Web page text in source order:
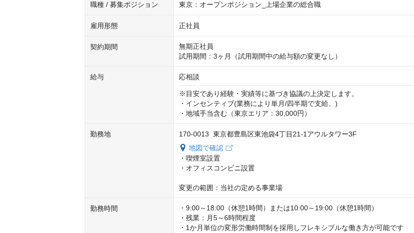
職種 / 募集ポジション 東京：オープンポジション_上場企業の総合職
雇用形態 正社員
契約期間
無期正社員
試用期間：3ヶ月（試用期間中の給与額の変更なし）
給与 応相談
※目安であり経験・実績等に基づき協議の上決定します。
・インセンティブ(業務により単月/四半期で支給、)
・地域手当含む（東京エリア：30,000円）
勤務地
170-0013 東京都豊島区東池袋4丁目21-1アウルタワー3F
地図で確認
・喫煙室設置
・オフィスコンビニ設置
変更の範囲：当社の定める事業場
勤務時間
・9:00～18:00（休憩1時間）または10:00～19:00（休憩1時間）
・残業：月5～6時間程度
・1か月単位の変形労働時間制を採用しフレキシブルな働き方が可能です